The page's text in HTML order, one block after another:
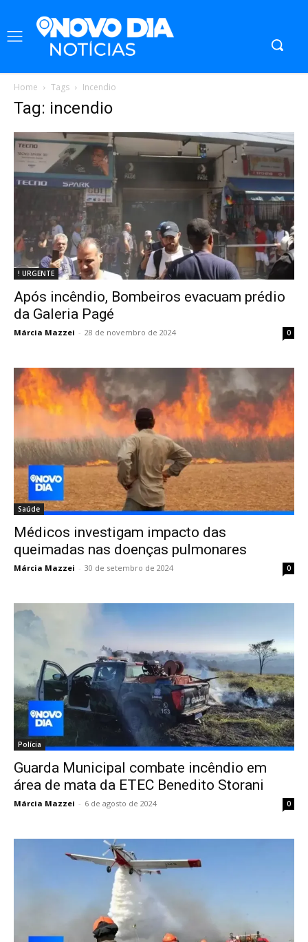
Home Tags Incendio
Tag: incendio
! URGENTE
Após incêndio, Bombeiros evacuam prédio
da Galeria Pagé
Márcia Mazzei - 28 de novembro de 2024 0
Saúde
Médicos investigam impacto das
queimadas nas doenças pulmonares
Márcia Mazzei - 30 de setembro de 2024 0
Polícia
Guarda Municipal combate incêndio em
área de mata da ETEC Benedito Storani
Márcia Mazzei - 6 de agosto de 2024 0